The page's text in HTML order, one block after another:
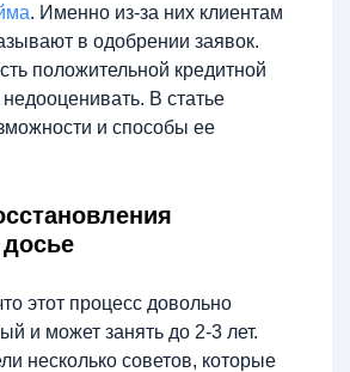
. Именно из-за них клиентам
в одобрении заявок.
положительной кредитной
В статье
и способы ее
досье
этот процесс довольно
и может занять до 2-3 лет.
несколько советов, которые